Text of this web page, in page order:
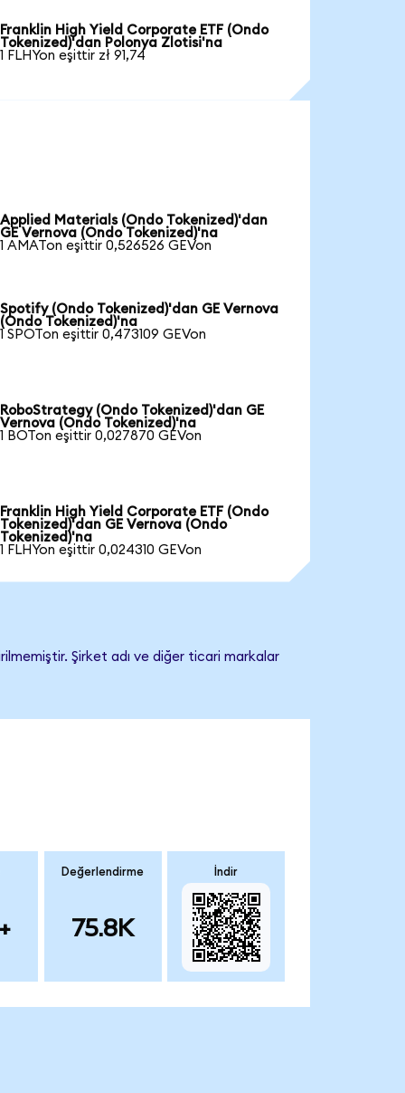
Franklin High Yield Corporate ETF (Ondo
Tokenized)'dan Polonya Zlotisi'na
1 FLHYon eşittir zł 91,74
Applied Materials (Ondo Tokenized)'dan
GE Vernova (Ondo Tokenized)'na
1 AMATon eşittir 0,526526 GEVon
Spotify (Ondo Tokenized)'dan GE Vernova
(Ondo Tokenized)'na
1 SPOTon eşittir 0,473109 GEVon
RoboStrategy (Ondo Tokenized)'dan GE
Vernova (Ondo Tokenized)'na
1 BOTon eşittir 0,027870 GEVon
Franklin High Yield Corporate ETF (Ondo
Tokenized)'dan GE Vernova (Ondo
Tokenized)'na
1 FLHYon eşittir 0,024310 GEVon
Şirket adı ve diğer ticari markalar
Değerlendirme
75.8K
İndir